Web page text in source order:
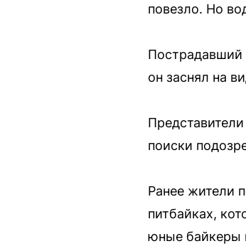
повезло. Но
Пострадавший
он заснял на
поиски
Ранее жители
питбайках,
юные байкеры